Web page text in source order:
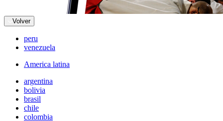
Volver
peru
venezuela
America latina
argentina
bolivia
brasil
chile
colombia